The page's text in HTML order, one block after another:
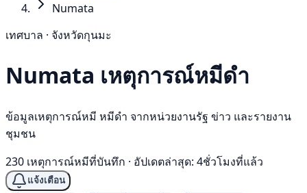
Numata
เทศบาล · จังหวัดกุนมะ
Numata เหตุการณ์หมีดำ
ข้อมูลเหตุการณ์หมี หมีดำ จากหน่วยงานรัฐ ข่าว และรายงาน
ชุมชน
230 เหตุการณ์หมีที่บันทึก · อัปเดตล่าสุด: 4ชั่วโมงที่แล้ว
แจ้งเตือน